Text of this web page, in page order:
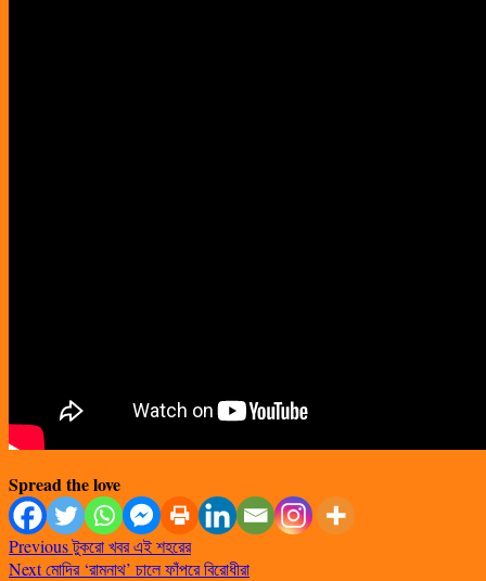
Spread the love
Previousটুকরো খবর এই শহরের
Nextমোদির ‘রামনাথ’ চালে ফাঁপরে বিরোধীরা